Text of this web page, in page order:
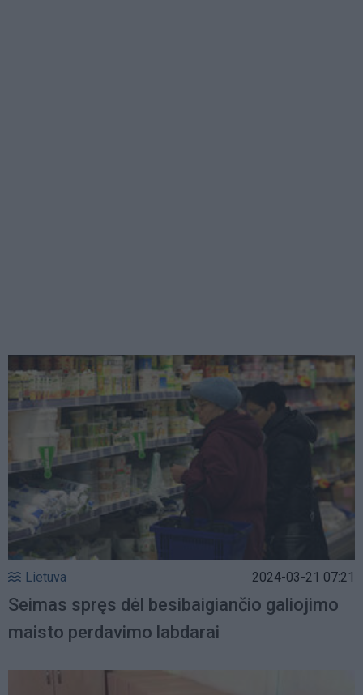
Lietuva 2024-03-21 07:21
Seimas spręs dėl besibaigiančio galiojimo
maisto perdavimo labdarai